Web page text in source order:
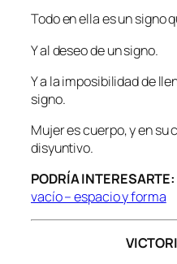
Todo en ella es un signo
Y al deseo de un signo.
Y a la imposibilidad de
signo.
Mujer es cuerpo, y en su
disyuntivo.
PODRÍA INTERESARTE:
vacío – espacio y forma